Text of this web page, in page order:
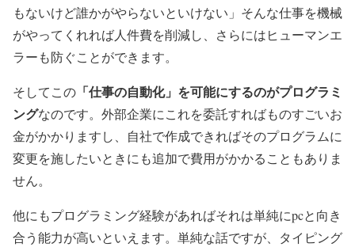
もないけど誰かがやらないといけない」そんな仕事を機械
がやってくれれば人件費を削減し、さらにはヒューマンエ
ラーも防ぐことができます。
そしてこの 「仕事の自動化」を可能にするのがプログラミ
ングなのです。外部企業にこれを委託すればものすごいお
金がかかりますし、自社で作成できればそのプログラムに
変更を施したいときにも追加で費用がかかることもありま
せん。
他にもプログラミング経験があればそれは単純にpcと向き
合う能力が高いといえます。単純な話ですが、タイピング